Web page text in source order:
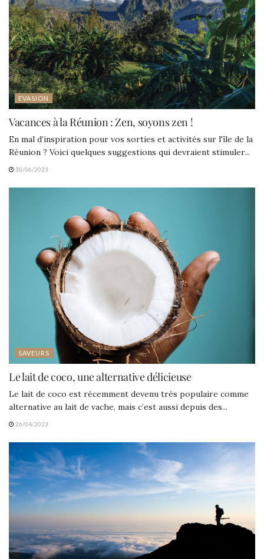
EVASION
Vacances à la Réunion : Zen, soyons zen !
En mal d’inspiration pour vos sorties et activités sur l'île de la
Réunion ? Voici quelques suggestions qui devraient stimuler...
30/06/2023
SAVEURS
Le lait de coco, une alternative délicieuse
Le lait de coco est récemment devenu très populaire comme
alternative au lait de vache, mais c’est aussi depuis des...
26/04/2023